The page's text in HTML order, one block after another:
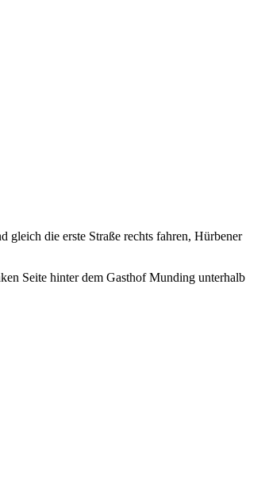
die erste Straße rechts fahren, Hürbener
Seite hinter dem Gasthof Munding unterhalb